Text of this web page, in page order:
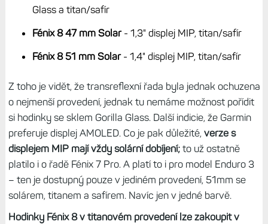
Glass a titan/safír
Fénix 8 47 mm Solar- 1,3" displej MIP, titan/safír
Fénix 8 51 mm Solar- 1,4" displej MIP, titan/safír
Z toho je vidět, že transreflexní řada byla jednak ochuzena
o nejmenší provedení, jednak tu nemáme možnost pořídit
si hodinky se sklem Gorilla Glass. Další indicie, že Garmin
preferuje displej AMOLED. Co je pak důležité, verze s
displejem MIP mají vždy solární dobíjení;to už ostatně
platilo i o řadě Fénix 7 Pro. A platí to i pro model Enduro 3
– ten je dostupný pouze v jediném provedení, 51mm se
solárem, titanem a safírem. Navíc jen v jedné barvě.
Hodinky Fénix 8 v titanovém provedení lze zakoupit v